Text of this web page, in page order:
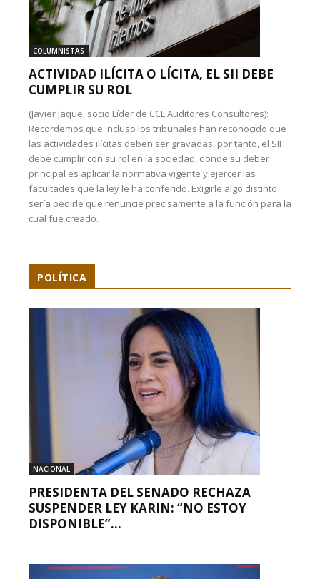
COLUMNISTAS
ACTIVIDAD ILÍCITA O LÍCITA, EL SII DEBE
CUMPLIR SU ROL
(Javier Jaque, socio Líder de CCL Auditores Consultores):
Recordemos que incluso los tribunales han reconocido que
las actividades ilícitas deben ser gravadas, por tanto, el SII
debe cumplir con su rol en la sociedad, donde su deber
principal es aplicar la normativa vigente y ejercer las
facultades que la ley le ha conferido. Exigirle algo distinto
sería pedirle que renuncie precisamente a la función para la
cual fue creado.
POLÍTICA
NACIONAL
PRESIDENTA DEL SENADO RECHAZA
SUSPENDER LEY KARIN: “NO ESTOY
DISPONIBLE”...